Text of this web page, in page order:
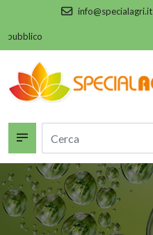
info@specialagri.it